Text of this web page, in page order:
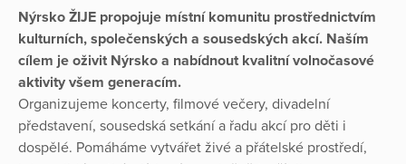
Nýrsko ŽIJE propojuje místní komunitu prostřednictvím
kulturních, společenských a sousedských akcí. Naším
cílem je oživit Nýrsko a nabídnout kvalitní volnočasové
aktivity všem generacím.
Organizujeme koncerty, filmové večery, divadelní
představení, sousedská setkání a řadu akcí pro děti i
dospělé. Pomáháme vytvářet živé a přátelské prostředí,